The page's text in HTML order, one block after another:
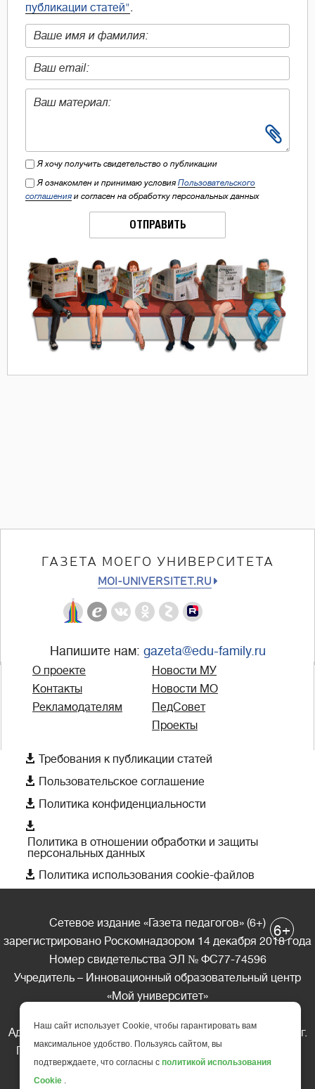
публикации статей"
Я хочу получить свидетельство о публикации
Я ознакомлен и принимаю условия Пользовательского
соглашения и согласен на обработку персональных данных
ОТПРАВИТЬ
ГАЗЕТА МОЕГО УНИВЕРСИТЕТА
MOI-UNIVERSITET.RU
Напишите нам: gazeta@edu-family.ru
О проекте
Контакты
Рекламодателям
Новости МУ
Новости МО
ПедСовет
Проекты
 Требования к публикации статей
 Пользовательское соглашение
 Политика конфиденциальности

Политика в отношении обработки и защиты
персональных данных
 Политика использования cookie-файлов
Сетевое издание «Газета педагогов» (6+)
зарегистрировано Роскомнадзором 14 декабря 2018 года
Номер свидетельства ЭЛ № ФС77-74596
Учредитель – Инновационный образовательный центр
«Мой университет»
Адрес редакции: 185035 Россия, Республика Карелия, г.
Петрозаводск, ул. Фридриха Энгельса д.10, офис 211
Телефон редакции: +7 (499) 685-10-45
6+
Наш сайт использует Cookie, чтобы гарантировать вам
максимальное удобство. Пользуясь сайтом, вы
подтверждаете, что согласны с политикой использования
Cookie .